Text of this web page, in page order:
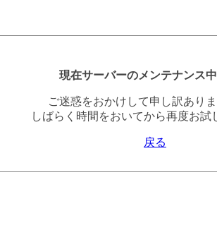
現在サーバーのメンテナンス中
ご迷惑をおかけして申し訳ありま
しばらく時間をおいてから再度お試
戻る